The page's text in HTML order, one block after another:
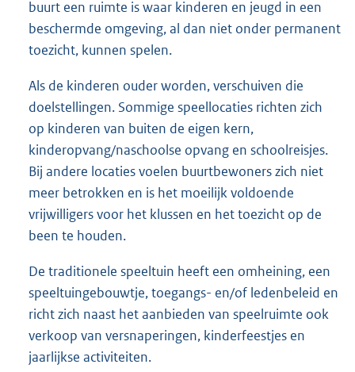
buurt een ruimte is waar kinderen en jeugd in een
beschermde omgeving, al dan niet onder permanent
toezicht, kunnen spelen.
Als de kinderen ouder worden, verschuiven die
doelstellingen. Sommige speellocaties richten zich
op kinderen van buiten de eigen kern,
kinderopvang/naschoolse opvang en schoolreisjes.
Bij andere locaties voelen buurtbewoners zich niet
meer betrokken en is het moeilijk voldoende
vrijwilligers voor het klussen en het toezicht op de
been te houden.
De traditionele speeltuin heeft een omheining, een
speeltuingebouwtje, toegangs- en/of ledenbeleid en
richt zich naast het aanbieden van speelruimte ook
verkoop van versnaperingen, kinderfeestjes en
jaarlijkse activiteiten.